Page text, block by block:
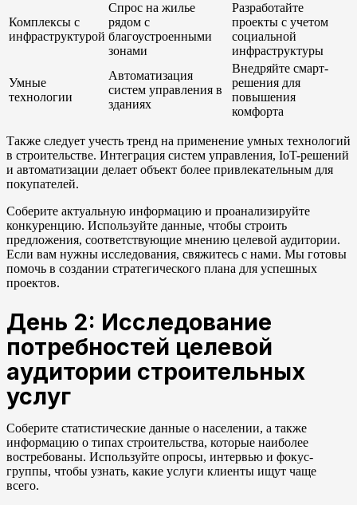
Комплексы с
инфраструктурой
Спрос на жилье
рядом с
благоустроенными
зонами
Разработайте
проекты с учетом
социальной
инфраструктуры
Умные
технологии
Автоматизация
систем управления в
зданиях
Внедряйте смарт-
решения для
повышения
комфорта
Также следует учесть тренд на применение умных технологий
в строительстве. Интеграция систем управления, IoT-решений
и автоматизации делает объект более привлекательным для
покупателей.
Соберите актуальную информацию и проанализируйте
конкуренцию. Используйте данные, чтобы строить
предложения, соответствующие мнению целевой аудитории.
Если вам нужны исследования, свяжитесь с нами. Мы готовы
помочь в создании стратегического плана для успешных
проектов.
День 2: Исследование
потребностей целевой
аудитории строительных
услуг
Соберите статистические данные о населении, а также
информацию о типах строительства, которые наиболее
востребованы. Используйте опросы, интервью и фокус-
группы, чтобы узнать, какие услуги клиенты ищут чаще
всего.